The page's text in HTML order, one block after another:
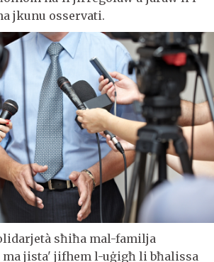
jkunu osservati.
sħiħa mal-familja
ma jista' jifhem l-uġigħ li bħalissa